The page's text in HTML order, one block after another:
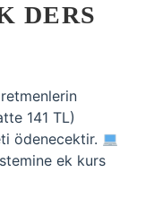
DERS
141 TL)
ödenecektir.
ek kurs